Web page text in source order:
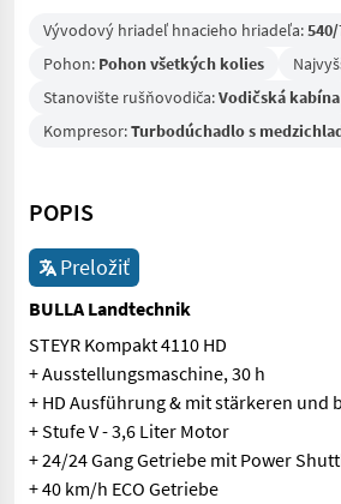
Vývodový hriadeľ hnacieho hriadeľa:
Pohon: Pohon všetkých kolies
Stanovište rušňovodiča:Vodičská kabína
Kompresor:Turbodúchadlo s
POPIS
Preložiť
BULLA Landtechnik
STEYR Kompakt 4110 HD
+ Ausstellungsmaschine, 30 h
+ HD Ausführung & mit stärkeren und
+ Stufe V - 3,6 Liter Motor
+ 24/24 Gang Getriebe mit Power
+ 40 km/h ECO Getriebe